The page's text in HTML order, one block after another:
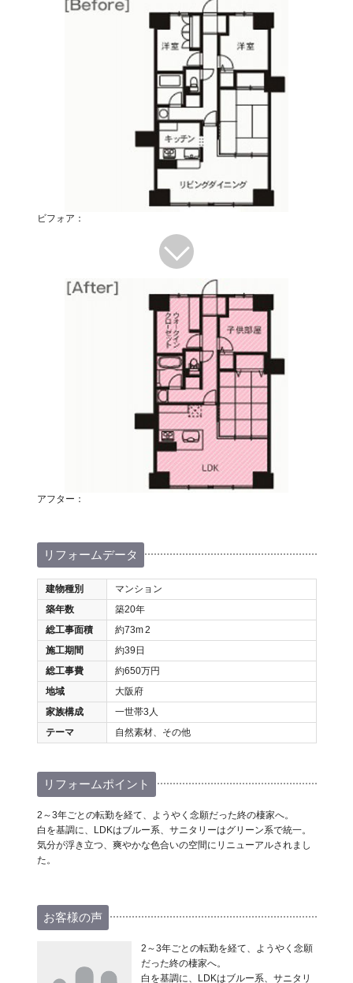
ビフォア：
アフター：
リフォームデータ
建物種別
マンション
築年数
築20年
総工事面積
約73m2
施工期間
約39日
総工事費
約650万円
地域
大阪府
家族構成
一世帯3人
テーマ
自然素材、その他
リフォームポイント
2～3年ごとの転勤を経て、ようやく念願だった終の棲家へ。
白を基調に、LDKはブルー系、サニタリーはグリーン系で統一。
気分が浮き立つ、爽やかな色合いの空間にリニューアルされまし
た。
お客様の声
2～3年ごとの転勤を経て、ようやく念願
だった終の棲家へ。
白を基調に、LDKはブルー系、サニタリ